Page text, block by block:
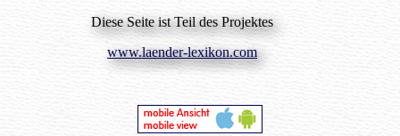
Diese Seite ist Teil des Projektes
www.laender-lexikon.com